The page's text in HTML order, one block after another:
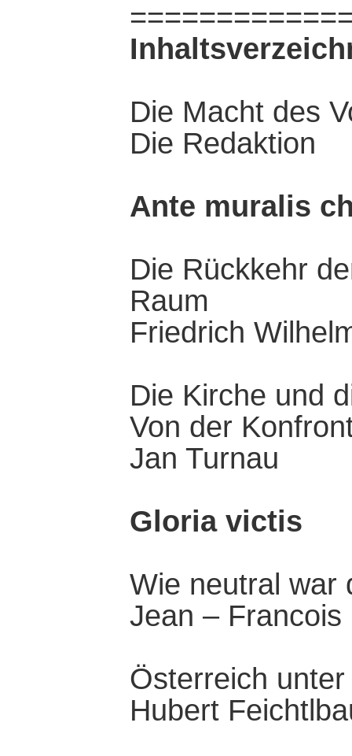
Die Macht des
Die Redaktion
Ante muralis
Die Rückkehr
Raum
Friedrich
Die Kirche und
Von der
Jan Turnau
Gloria victis
Wie neutral war
Jean – Francois
Österreich
Hubert